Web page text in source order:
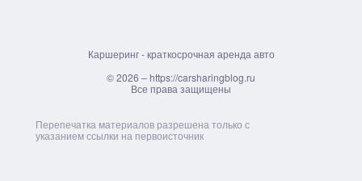
Каршеринг - краткосрочная аренда авто
© 2026 – https://carsharingblog.ru
Все права защищены
Перепечатка материалов разрешена только с
указанием ссылки на первоисточник